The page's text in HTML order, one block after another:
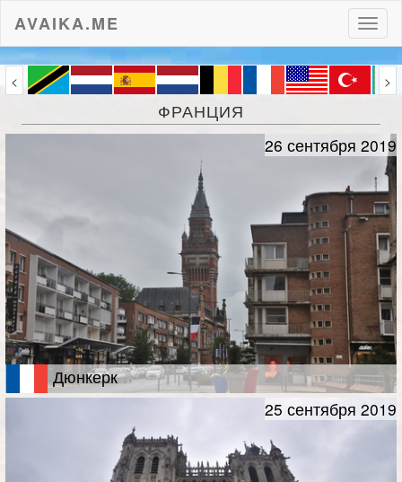
AVAIKA.ME
< >
ФРАНЦИЯ
Дюнкерк
26 сентября 2019
25 сентября 2019